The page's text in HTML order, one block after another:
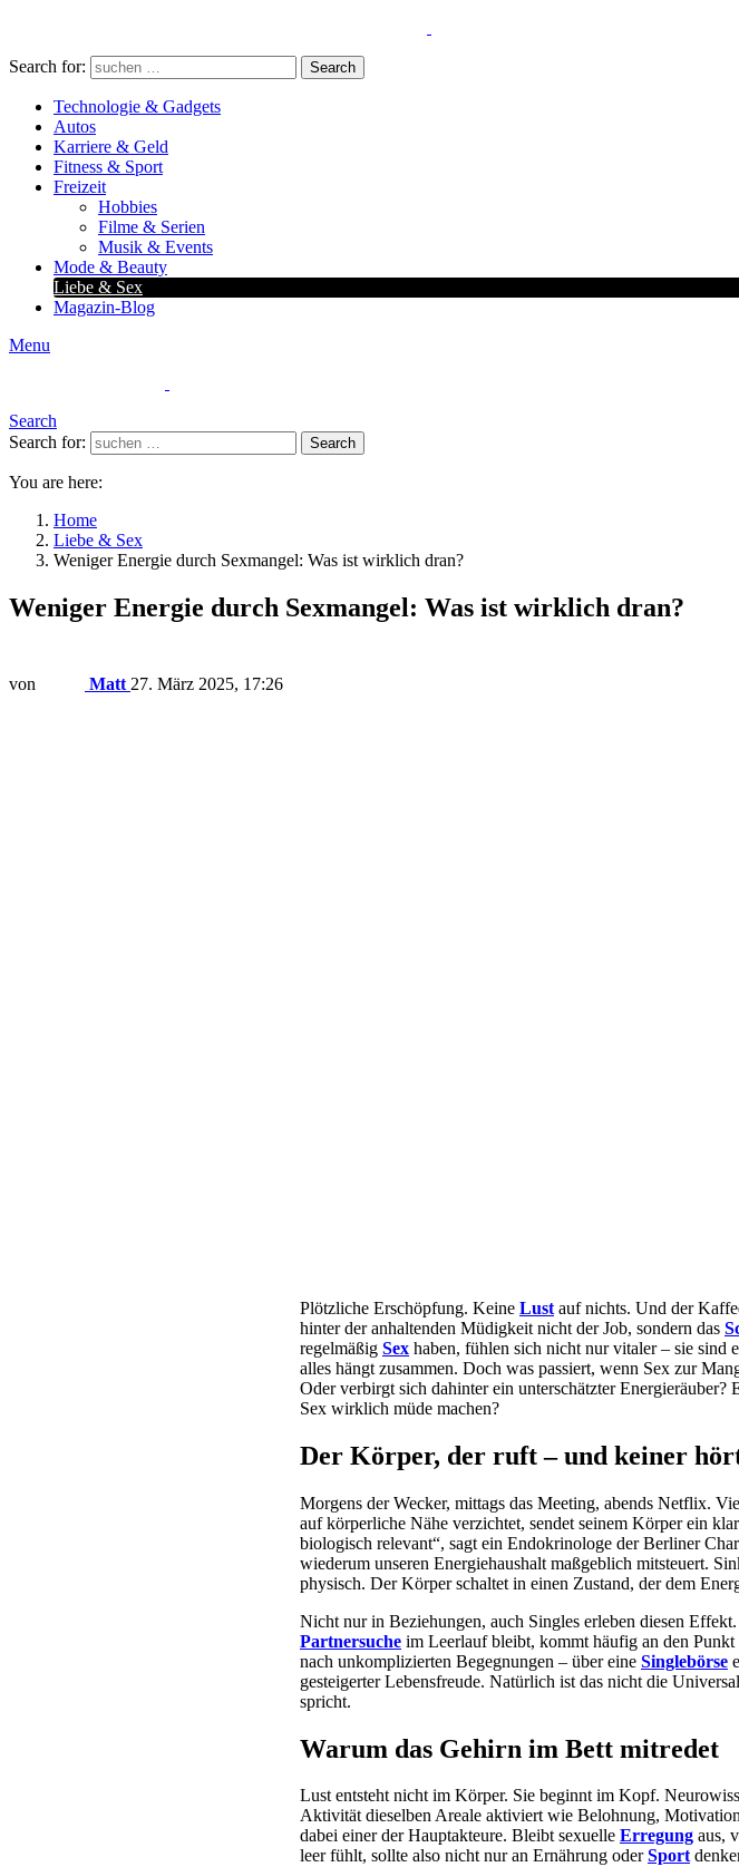
Search for: Search
Technologie & Gadgets
Autos
Karriere & Geld
Fitness & Sport
Freizeit
Hobbies
Filme & Serien
Musik & Events
Mode & Beauty
Liebe & Sex
Magazin-Blog
Menu
Search
Search for:
Search
You are here:
Home
Liebe & Sex
Weniger Energie durch Sexmangel: Was ist wirklich dran?
Weniger Energie durch Sexmangel: Was ist wirklich dran?
von Matt 27. März 2025, 17:26
Plötzliche Erschöpfung. Keine Lust auf nichts. Und der
hinter der anhaltenden Müdigkeit nicht der Job, sondern das
regelmäßig Sex haben, fühlen sich nicht nur vitaler – sie sind
alles hängt zusammen. Doch was passiert, wenn Sex zur
Oder verbirgt sich dahinter ein unterschätzter
Sex wirklich müde machen?
Der Körper, der ruft – und keiner
Morgens der Wecker, mittags das Meeting, abends Netflix.
auf körperliche Nähe verzichtet, sendet seinem Körper ein
biologisch relevant“, sagt ein Endokrinologe der Berliner
wiederum unseren Energiehaushalt maßgeblich mitsteuert.
physisch. Der Körper schaltet in einen Zustand, der dem
Nicht nur in Beziehungen, auch Singles erleben diesen
Partnersuche im Leerlauf bleibt, kommt häufig an den
nach unkomplizierten Begegnungen – über eine Singlebörse
gesteigerter Lebensfreude. Natürlich ist das nicht die
spricht.
Warum das Gehirn im Bett mitredet
Lust entsteht nicht im Körper. Sie beginnt im Kopf.
Aktivität dieselben Areale aktiviert wie Belohnung,
dabei einer der Hauptakteure. Bleibt sexuelle Erregung aus,
leer fühlt, sollte also nicht nur an Ernährung oderSport